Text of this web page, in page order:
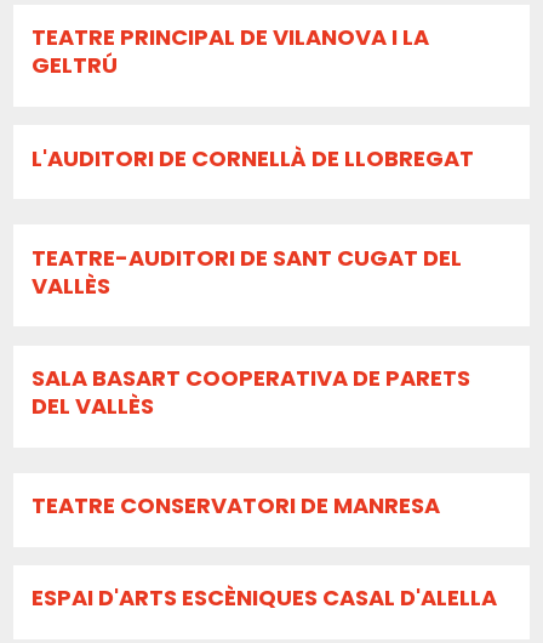
TEATRE PRINCIPAL DE VILANOVA I LA
GELTRÚ
L'AUDITORI DE CORNELLÀ DE LLOBREGAT
TEATRE-AUDITORI DE SANT CUGAT DEL
VALLÈS
SALA BASART COOPERATIVA DE PARETS
DEL VALLÈS
TEATRE CONSERVATORI DE MANRESA
ESPAI D'ARTS ESCÈNIQUES CASAL D'ALELLA